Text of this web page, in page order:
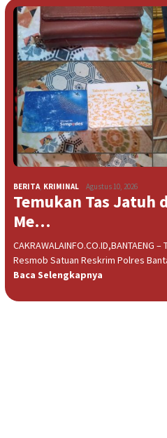
BERITA, KRIMINAL Agustus 10, 2026
Temukan Tas Jatuh
Me…
CAKRAWALAINFO.CO.ID,BANTAENG
Resmob Satuan Reskrim Polres
Baca Selengkapnya